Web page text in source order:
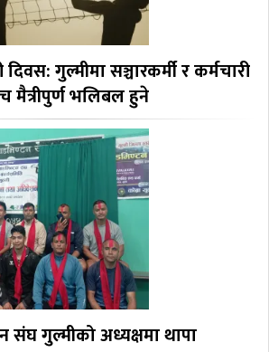
गुल्मीमा सञ्चारकर्मी र कर्मचारी
मैत्रीपुर्ण भलिबल हुने
संघ गुल्मीको अध्यक्षमा थापा